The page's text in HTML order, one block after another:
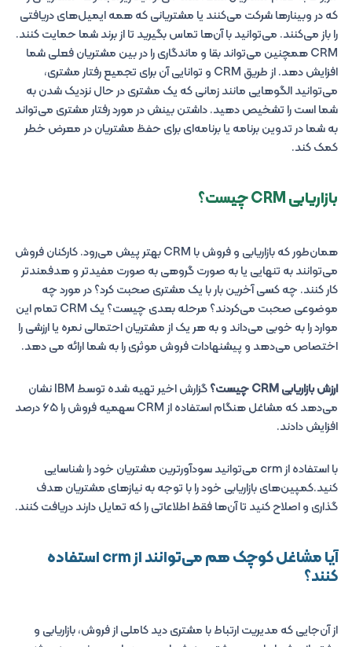
که در وبینارها شرکت می‌کنند یا مشتریانی که همه ایمیل‌های دریافتی
را باز می‌کنند. می‌توانید با آن‌ها تماس بگیرید تا از برند شما حمایت کنند.
CRM همچنین می‌تواند بقا و ماندگاری را در بین مشتریان فعلی شما
افزایش دهد. از طریق CRM و توانایی آن برای تجمیع رفتار مشتری،
می‌توانید الگوهایی مانند زمانی که یک مشتری در حال نزدیک شدن به
شما است را تشخیص دهید. داشتن بینش در مورد رفتار مشتری می‌تواند
به شما در تدوین برنامه یا برنامه‌ای برای حفظ مشتریان در معرض خطر
کمک کند.
بازاریابی CRM چیست؟
همان‌طور که بازاریابی و فروش با CRM بهتر پیش می‌رود. کارکنان فروش
می‌توانند به تنهایی یا به صورت گروهی به صورت مفیدتر و هدفمندتر
کار کنند. چه کسی آخرین بار با یک مشتری صحبت کرد؟ در مورد چه
موضوعی صحبت می‌کردند؟ مرحله بعدی چیست؟ یک CRM تمام این
موارد را به خوبی می‌داند و به هر یک از مشتریان احتمالی نمره یا ارزشی را
اختصاص می‌دهد و پیشنهادات فروش موثری را به شما ارائه می دهد.
ارزش بازاریابی CRM چیست؟
گزارش اخیر تهیه شده توسط IBM نشان
می‌دهد که مشاغل هنگام استفاده از CRM سهمیه فروش را ۶۵ درصد
افزایش دادند.
با استفاده از crm می‌توانید سودآورترین مشتریان خود را شناسایی
کنید.کمپین‌های بازاریابی خود را با توجه به نیازهای مشتریان هدف
گذاری و اصلاح کنید تا آن‌ها فقط اطلاعاتی را که تمایل دارند دریافت کنند.
آیا مشاغل کوچک هم می‌توانند از crm استفاده
کنند؟
از آن‌جایی که مدیریت ارتباط با مشتری دید کاملی از فروش، بازاریابی و